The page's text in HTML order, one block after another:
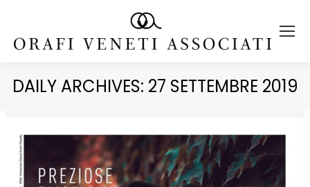
DAILY ARCHIVES: 27 SETTEMBRE 2019